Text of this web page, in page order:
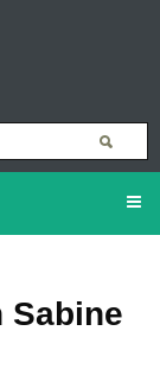
Sabine